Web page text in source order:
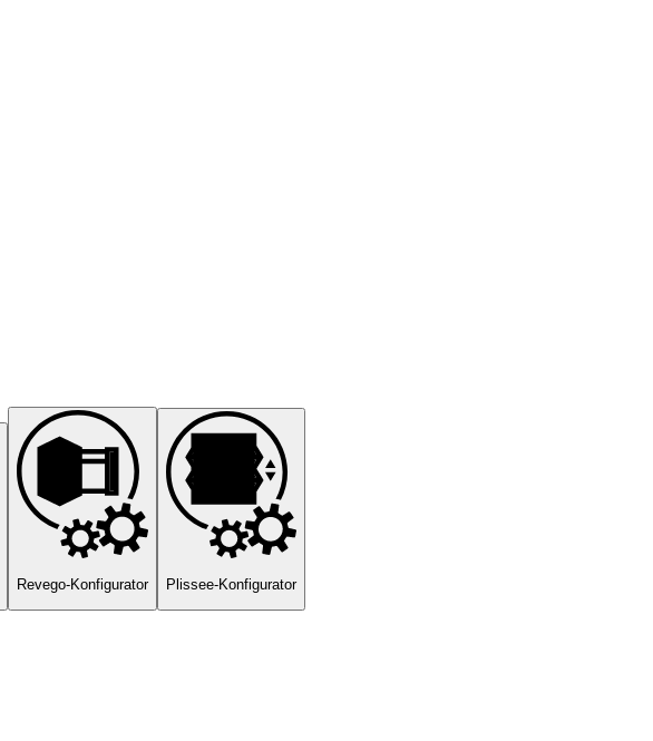
Revego-Konfigurator Plissee-Konfigurator